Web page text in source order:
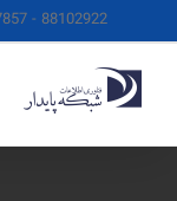
88102922 - 86087857 - 09123541232